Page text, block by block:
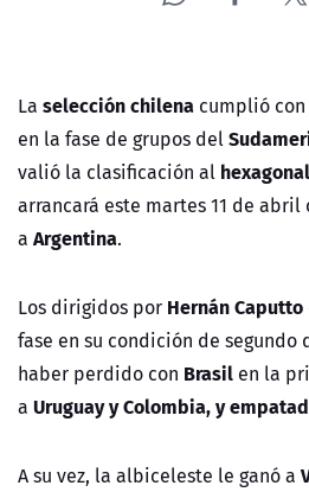
La selección chilena cumplió
en la fase de grupos del
valió la clasificación al
arrancará este martes 11 de
a Argentina.
Los dirigidos por Hernán Caputto
fase en su condición de segundo
haber perdido con Brasil en la
a Uruguay y Colombia, y
A su vez, la albiceleste le ganó a